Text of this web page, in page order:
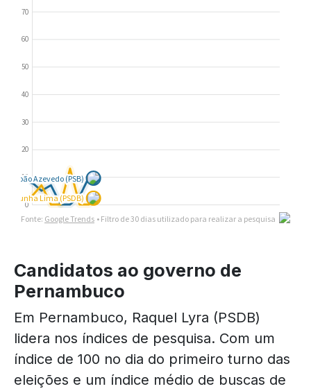
Candidatos ao governo de
Pernambuco
Em Pernambuco, Raquel Lyra (PSDB)
lidera nos índices de pesquisa. Com um
índice de 100 no dia do primeiro turno das
eleições e um índice médio de buscas de